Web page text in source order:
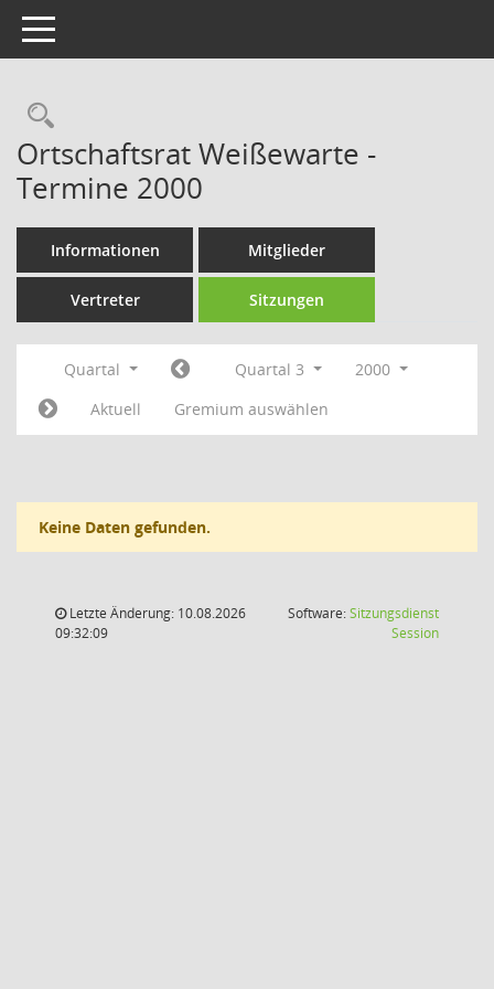
Toggle navigation
Rechercheauswahl
Ortschaftsrat Weißewarte -
Termine 2000
Informationen Mitglieder
Vertreter Sitzungen
Quartal Quartal 3
2000
Aktuell
Gremium auswählen
Keine Daten gefunden.
Letzte Änderung: 10.08.2026
09:32:09
Software:Sitzungsdienst
Session(Wird in